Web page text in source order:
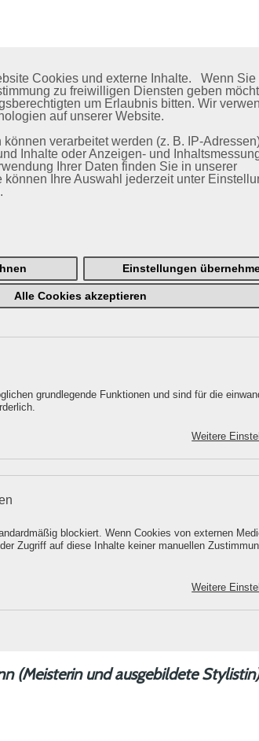
Cookies und externe Inhalte. Wenn Sie
zu freiwilligen Diensten geben
um Erlaubnis bitten. Wir
auf unserer Website.
verarbeitet werden (z. B. IP-
Inhalte oder Anzeigen- und
Ihrer Daten finden Sie in unserer
können Ihre Auswahl jederzeit unter
Einstellungen
Alle Cookies akzeptieren
grundlegende Funktionen und sind für die
Weitere
blockiert. Wenn Cookies von externen
Zugriff auf diese Inhalte keiner manuellen
Weitere
haben Zeit für Ihre Schönheit,
die Seele baumeln lassen.
Haar- und Schönheitsfragen
(Meisterin und ausgebildete